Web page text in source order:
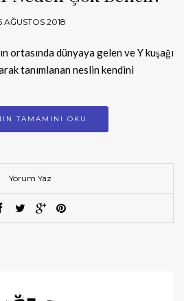
AĞUSTOS 2018
ortasında dünyaya gelen ve Y kuşağı
tanımlanan neslin kendini
TAMAMINI OKU
Yorum Yaz